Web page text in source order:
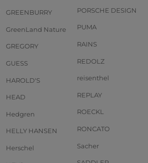
GREENBURRY
GreenLand Nature
GREGORY
GUESS
HAROLD'S
HEAD
Hedgren
HELLY HANSEN
Herschel
PORSCHE DESIGN
PUMA
RAINS
REDOLZ
reisenthel
REPLAY
ROECKL
RONCATO
Sacher